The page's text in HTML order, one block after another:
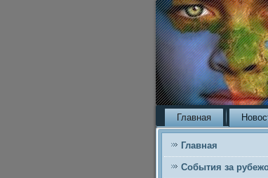
Главная
Главная
События за